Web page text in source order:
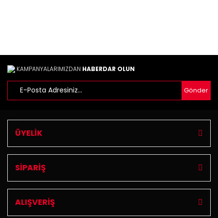
Ürün fiyatı diğer sitelerden daha pahalı.
Bu ürüne benzer farklı alternatifler olmalı.
KAMPANYALARIMIZDAN HABERDAR OLUN
Gönder
ÜYELİK
SİPARİŞ
ALIŞVERİŞ